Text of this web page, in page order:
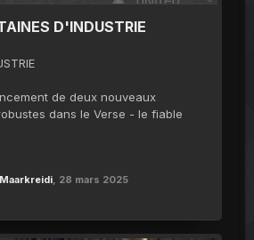
D'INDUSTRIE
de deux nouveaux
dans le Verse - le fiable
Maarkreidi, 28 mars 2025